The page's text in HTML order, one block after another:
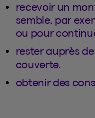
recevoir un
semble, par
ou pour
rester auprès
couverte.
obtenir des